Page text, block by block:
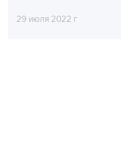
29 июля 2022 г